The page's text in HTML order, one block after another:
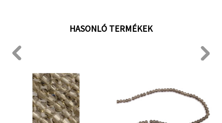
HASONLÓ TERMÉKEK